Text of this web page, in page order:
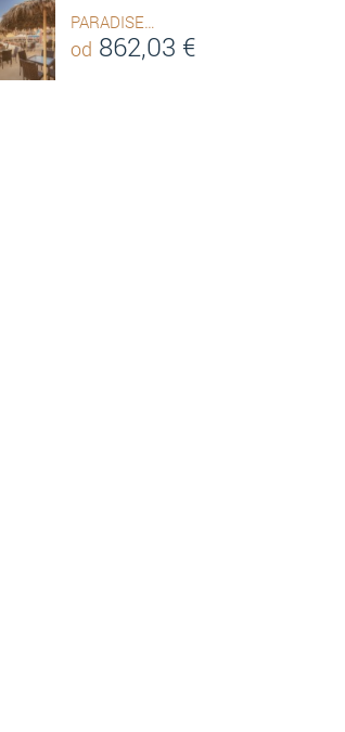
PARADISE…
od 862,03 €